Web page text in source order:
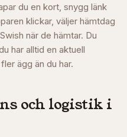
du en kort, snygg länk
klickar, väljer hämtdag
när de hämtar. Du
har alltid en aktuell
ägg än du har.
och logistik i